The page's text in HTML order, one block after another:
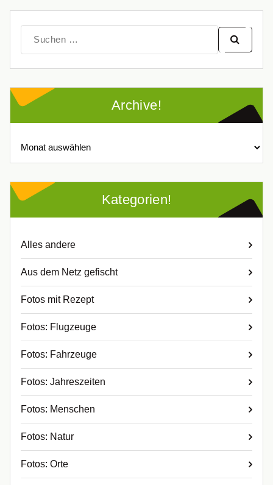
nach:
Archive!
Kategorien!
Alles andere
Aus dem Netz gefischt
Fotos mit Rezept
Fotos: Flugzeuge
Fotos: Fahrzeuge
Fotos: Jahreszeiten
Fotos: Menschen
Fotos: Natur
Fotos: Orte